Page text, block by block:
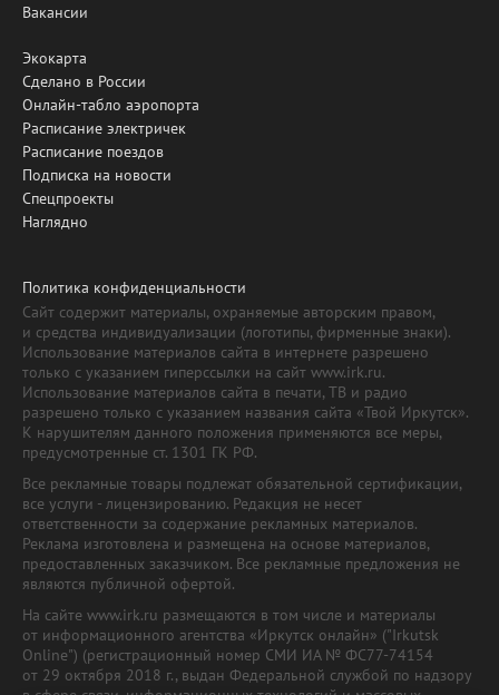
Вакансии
Экокарта
Сделано в России
Онлайн-табло аэропорта
Расписание электричек
Расписание поездов
Подписка на новости
Спецпроекты
Наглядно
Политика конфиденциальности
Сайт содержит материалы, охраняемые авторским правом,
и средства индивидуализации (логотипы, фирменные знаки).
Использование материалов сайта в интернете разрешено
только с указанием гиперссылки на сайт www.irk.ru.
Использование материалов сайта в печати, ТВ и радио
разрешено только с указанием названия сайта «Твой Иркутск».
К нарушителям данного положения применяются все меры,
предусмотренные ст. 1301 ГК РФ.
Все рекламные товары подлежат обязательной сертификации,
все услуги - лицензированию. Редакция не несет
ответственности за содержание рекламных материалов.
Реклама изготовлена и размещена на основе материалов,
предоставленных заказчиком. Все рекламные предложения не
являются публичной офертой.
На сайте www.irk.ru размещаются в том числе и материалы
от информационного агентства «Иркутск онлайн» ("Irkutsk
Online") (регистрационный номер СМИ ИА № ФС77-74154
от 29 октября 2018 г., выдан Федеральной службой по надзору